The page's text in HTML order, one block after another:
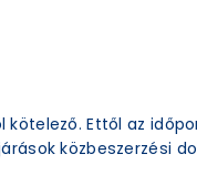
kötelező. Ettől az
közbeszerzési